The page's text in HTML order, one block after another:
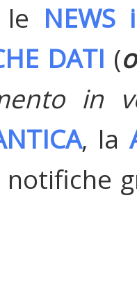
DATI (
in
, la
notifiche